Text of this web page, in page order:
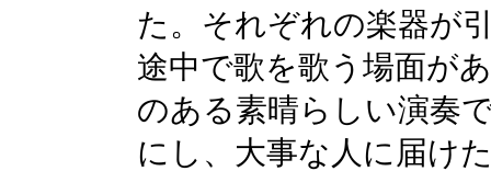
た。それぞれの楽器が
途中で歌を歌う場面が
のある素晴らしい演奏
にし、大事な人に届け